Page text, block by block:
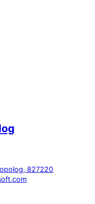
827220